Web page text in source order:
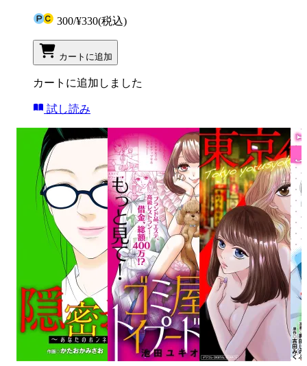
300/¥330(税込)
カートに追加
カートに追加しました
試し読み